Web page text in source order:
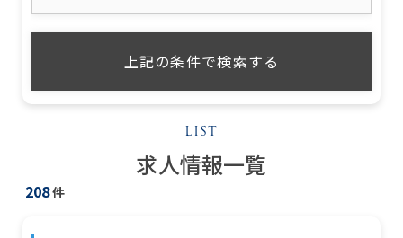
求人情報一覧
208件